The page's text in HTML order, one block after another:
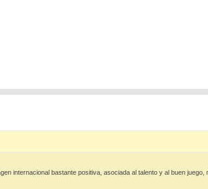
internacional bastante positiva, asociada al talento y al buen